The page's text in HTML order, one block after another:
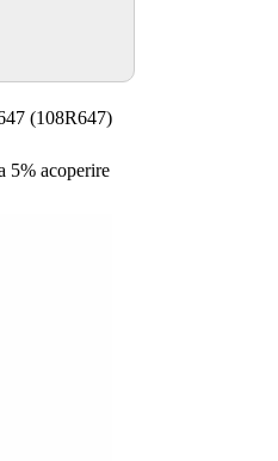
(108R647)
5% acoperire